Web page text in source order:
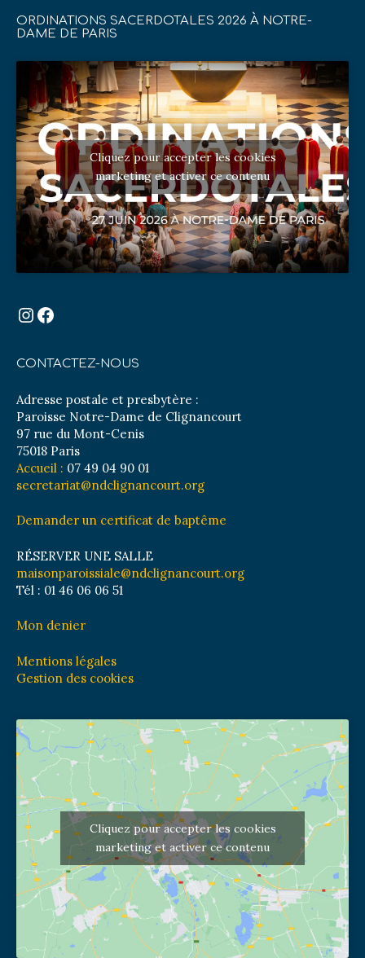
ORDINATIONS SACERDOTALES 2026 À NOTRE-
DAME DE PARIS
Cliquez pour accepter les cookies
marketing et activer ce contenu
Instagram
Facebook
CONTACTEZ-NOUS
Adresse postale et presbytère :
Paroisse Notre-Dame de Clignancourt
97 rue du Mont-Cenis
75018 Paris
Accueil : 07 49 04 90 01
secretariat@ndclignancourt.org
Demander un certificat de baptême
RÉSERVER UNE SALLE
maisonparoissiale@ndclignancourt.org
Tél : 01 46 06 06 51
Mon denier
Mentions légales
Gestion des cookies
Cliquez pour accepter les cookies
marketing et activer ce contenu